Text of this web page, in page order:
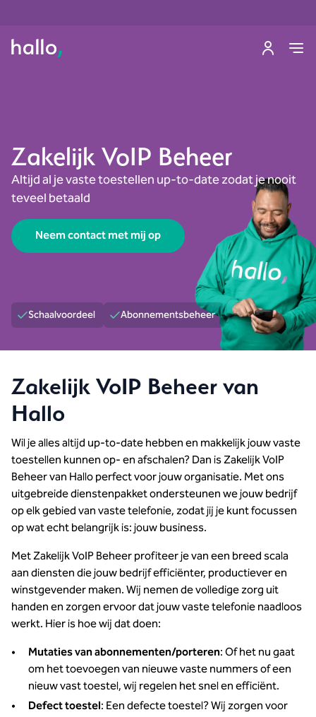
Zakelijk VoIP Beheer
Altijd al je vaste toestellen up-to-date zodat je nooit
teveel betaald
Neem contact met mij op
Schaalvoordeel
Abonnementsbeheer
Zakelijk VoIP Beheer van
Hallo
Wil je alles altijd up-to-date hebben en makkelijk jouw vaste
toestellen kunnen op- en afschalen? Dan is Zakelijk VoIP
Beheer van Hallo perfect voor jouw organisatie. Met ons
uitgebreide dienstenpakket ondersteunen we jouw bedrijf
op elk gebied van vaste telefonie, zodat jij je kunt focussen
op wat echt belangrijk is: jouw business.
Met Zakelijk VoIP Beheer profiteer je van een breed scala
aan diensten die jouw bedrijf efficiënter, productiever en
winstgevender maken. Wij nemen de volledige zorg uit
handen en zorgen ervoor dat jouw vaste telefonie naadloos
werkt. Hier is hoe wij dat doen:
Mutaties van abonnementen/porteren: Of het nu gaat
om het toevoegen van nieuwe vaste nummers of een
nieuw vast toestel, wij regelen het snel en efficiënt.
Defect toestel: Een defecte toestel? Wij zorgen voor